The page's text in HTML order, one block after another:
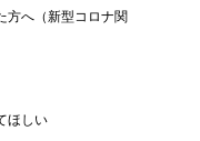
方へ（新型コロナ関
ほしい